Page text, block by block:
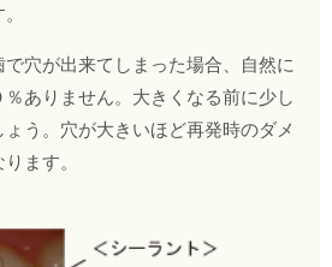
穴が出来てしまった場合、自然に
ありません。大きくなる前に少し
う。穴が大きいほど再発時のダメ
ます。